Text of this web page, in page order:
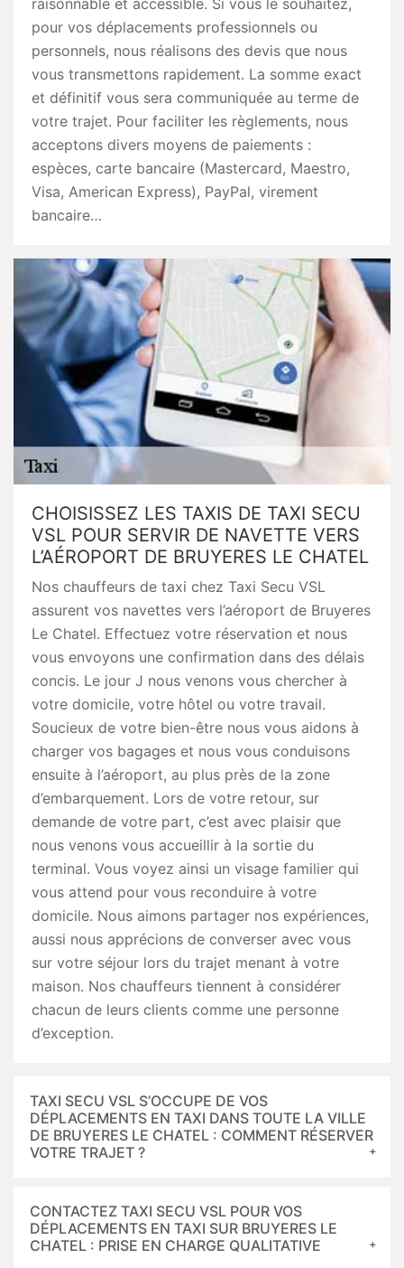
raisonnable et accessible. Si vous le souhaitez,
pour vos déplacements professionnels ou
personnels, nous réalisons des devis que nous
vous transmettons rapidement. La somme exact
et définitif vous sera communiquée au terme de
votre trajet. Pour faciliter les règlements, nous
acceptons divers moyens de paiements :
espèces, carte bancaire (Mastercard, Maestro,
Visa, American Express), PayPal, virement
bancaire…
CHOISISSEZ LES TAXIS DE TAXI SECU
VSL POUR SERVIR DE NAVETTE VERS
L’AÉROPORT DE BRUYERES LE CHATEL
Nos chauffeurs de taxi chez Taxi Secu VSL
assurent vos navettes vers l’aéroport de Bruyeres
Le Chatel. Effectuez votre réservation et nous
vous envoyons une confirmation dans des délais
concis. Le jour J nous venons vous chercher à
votre domicile, votre hôtel ou votre travail.
Soucieux de votre bien-être nous vous aidons à
charger vos bagages et nous vous conduisons
ensuite à l’aéroport, au plus près de la zone
d’embarquement. Lors de votre retour, sur
demande de votre part, c’est avec plaisir que
nous venons vous accueillir à la sortie du
terminal. Vous voyez ainsi un visage familier qui
vous attend pour vous reconduire à votre
domicile. Nous aimons partager nos expériences,
aussi nous apprécions de converser avec vous
sur votre séjour lors du trajet menant à votre
maison. Nos chauffeurs tiennent à considérer
chacun de leurs clients comme une personne
d’exception.
TAXI SECU VSL S’OCCUPE DE VOS
DÉPLACEMENTS EN TAXI DANS TOUTE LA VILLE
DE BRUYERES LE CHATEL : COMMENT RÉSERVER
VOTRE TRAJET ?
CONTACTEZ TAXI SECU VSL POUR VOS
DÉPLACEMENTS EN TAXI SUR BRUYERES LE
CHATEL : PRISE EN CHARGE QUALITATIVE